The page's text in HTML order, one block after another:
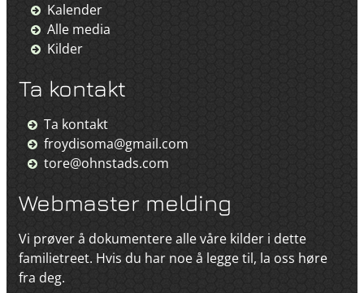
Kalender
Alle media
Kilder
Ta kontakt
Ta kontakt
froydisoma@gmail.com
tore@ohnstads.com
Webmaster melding
Vi prøver å dokumentere alle våre kilder i dette
familietreet. Hvis du har noe å legge til, la oss høre
fra deg.